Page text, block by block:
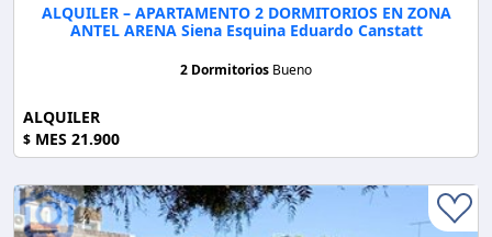
ALQUILER – APARTAMENTO 2 DORMITORIOS EN ZONA
ANTEL ARENA Siena Esquina Eduardo Canstatt
2 Dormitorios Bueno
ALQUILER
$ MES 21.900